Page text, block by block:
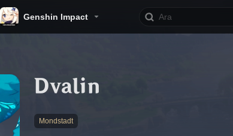
Genshin Impact
Dvalin
Mondstadt